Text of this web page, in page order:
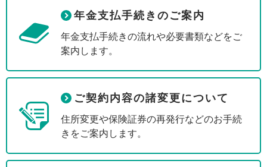
年金支払手続きのご案内
年金支払手続きの流れや必要書類などをご
案内します。
ご契約内容の諸変更について
住所変更や保険証券の再発行などのお手続
きをご案内します。